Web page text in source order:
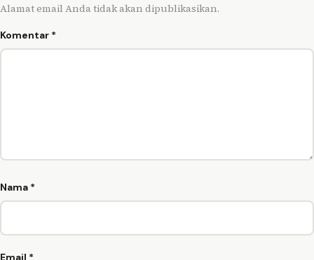
Alamat email Anda tidak akan dipublikasikan.
Komentar *
Nama *
Email *